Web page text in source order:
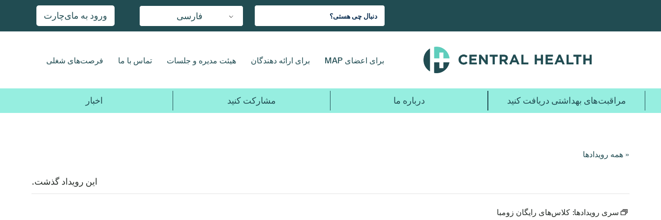
محتوای
فارسی ورود به مای‌چارت
برای اعضای MAP برای ارائه دهندگان هیئت مدیره و جلسات تماس با ما فرصت‌های شغلی
مراقبت‌های بهداشتی دریافت کنید درباره ما مشارکت کنید اخبار
« همه رویدادها
این رویداد گذشت.
سری رویدادها: کلاس‌های رایگان زومبا